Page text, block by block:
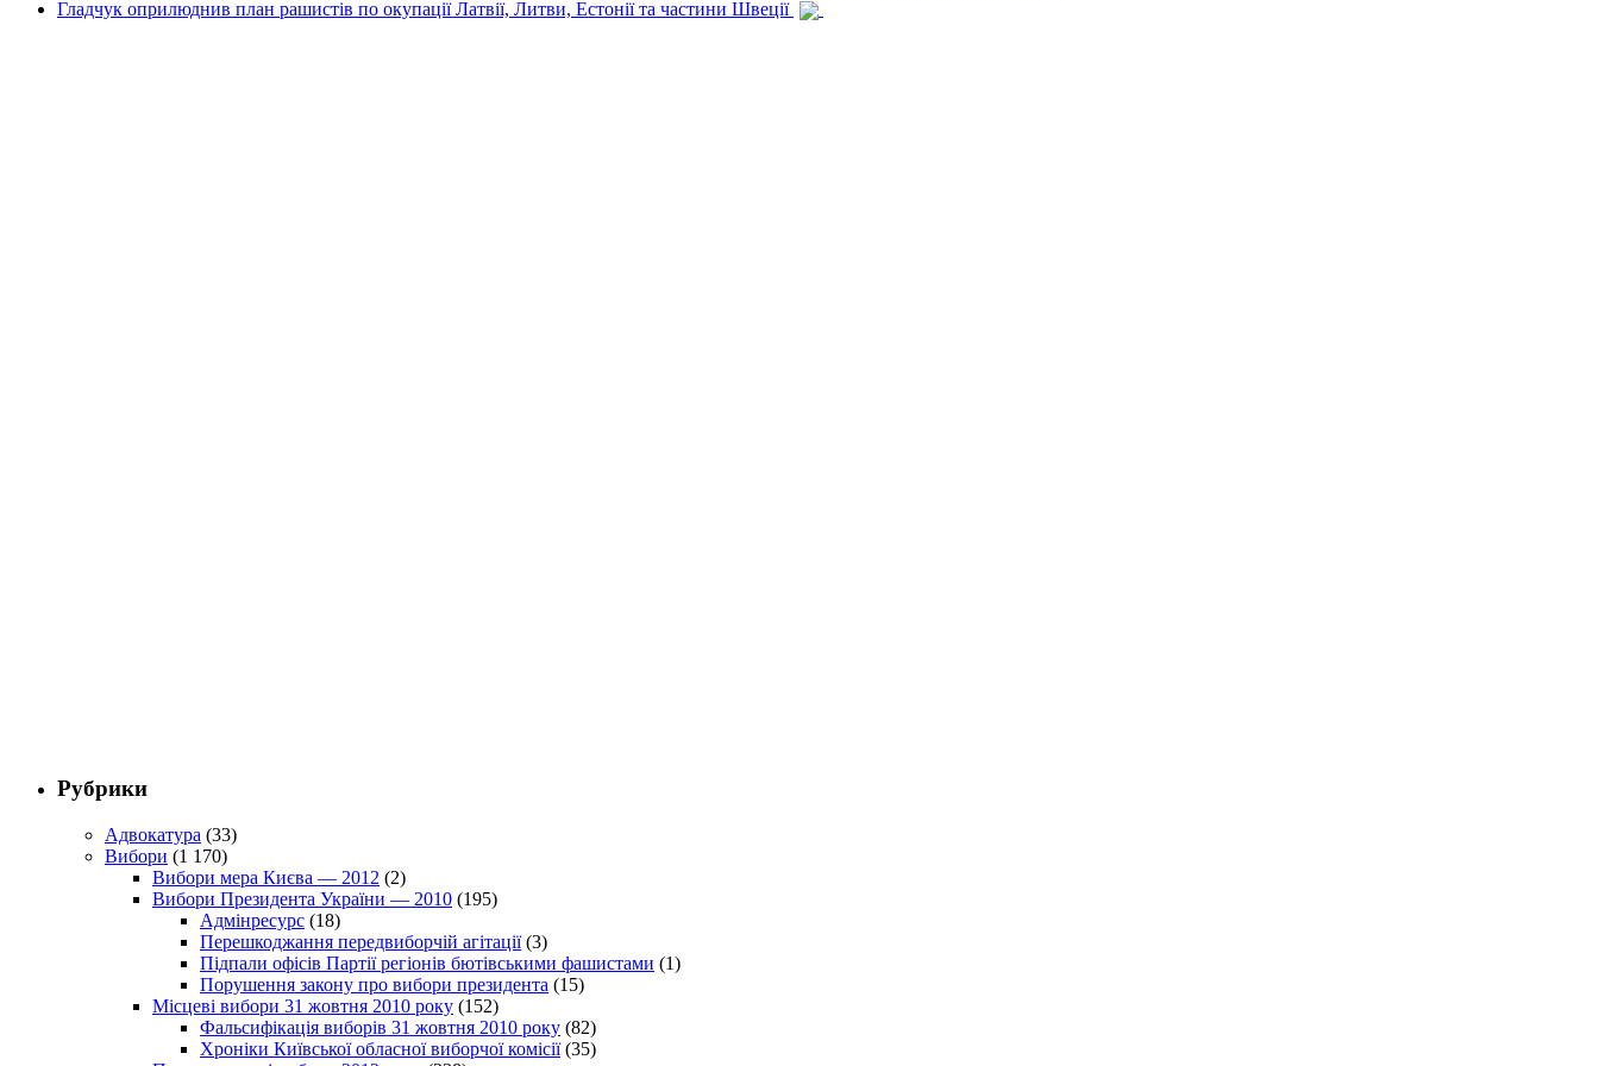
Гладчук оприлюднив план рашистів по окупації Латвії, Литви, Естонії та частини Швеції
Рубрики
Адвокатура (33)
Вибори (1 170)
Вибори мера Києва — 2012 (2)
Вибори Президента України — 2010 (195)
Адмінресурс (18)
Перешкоджання передвиборчій агітації(3)
Підпали офісів Партії регіонів бютівськими фашистами (1)
Порушення закону про вибори президента (15)
Місцеві вибори 31 жовтня 2010 року (152)
Фальсифікація виборів 31 жовтня 2010 року (82)
Хроніки Київської обласної виборчої комісії(35)